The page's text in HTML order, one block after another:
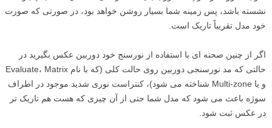
نشسته باشد، پس زمینه شما بسیار روشن خواهد بود، در صورتی که صورت
خود مدل تقریباً تاریک است.
اگر از چنین صحنه ای با استفاده از نورسنج خود دوربین عکس بگیرید در
حالتی که مد نورسنجی دوربین روی حالت کلی (که با نام Evaluate، Matrix
و یا Multi-zone شناخته می شود)، کنتراست نوری شدید موجود در اطراف
سوژه باعث می شود که مدل شما حتی از آن چیزی که هست هم تاریک تر
در عکس ثبت شود.